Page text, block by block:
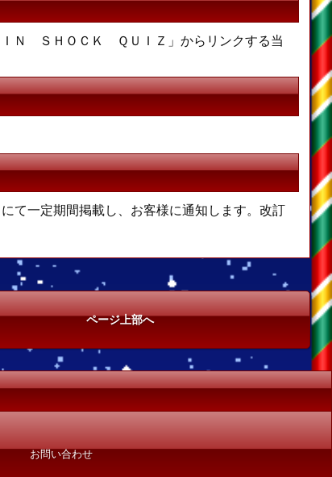
Ｎ ＳＨＯＣＫ ＱＵＩＺ」からリンクする当
て一定期間掲載し、お客様に通知します。改訂
ページ上部へ
お問い合わせ